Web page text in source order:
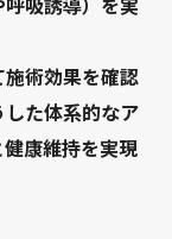
術効果を確認
た体系的なア
康維持を実現